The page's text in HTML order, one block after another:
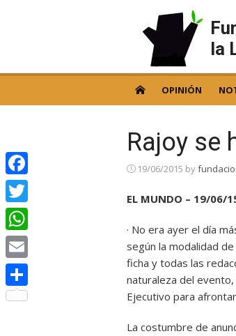
la
OPINIÓN
Rajoy se
19/06/2015 by
EL MUNDO – 19/06/
· No era ayer el día
según la modalidad
ficha y todas las
naturaleza del
Ejecutivo para
La costumbre de
Facebook
Twitter
WhatsApp
Email
Compartir